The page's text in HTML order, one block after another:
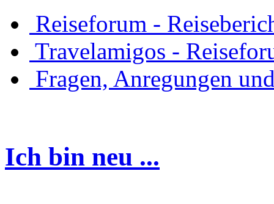
Reiseforum -
Travelamigos -
Fragen, Anregungen
Ich bin neu ...